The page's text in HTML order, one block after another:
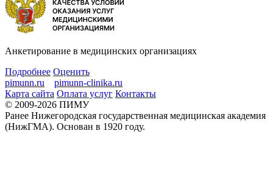
Анкетирование в медицинских организациях
Подробнее Оценить
pimunn.ru
pimunn-clinika.ru
Карта сайта Оплата услуг Контакты
© 2009-2026 ПИМУ
Ранее Нижегородская государственная медицинская академия
(НижГМА). Основан в 1920 году.